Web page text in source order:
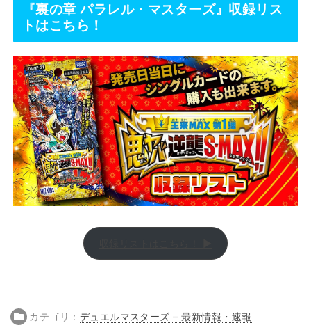
『裏の章 パラレル・マスターズ』収録リス
トはこちら！
カテゴリ： デュエルマスターズ – 最新情報・速報